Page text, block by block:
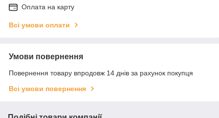
Оплата на карту
Всі умови оплати
Умови повернення
Повернення товару впродовж 14 днів за рахунок покупця
Всі умови повернення